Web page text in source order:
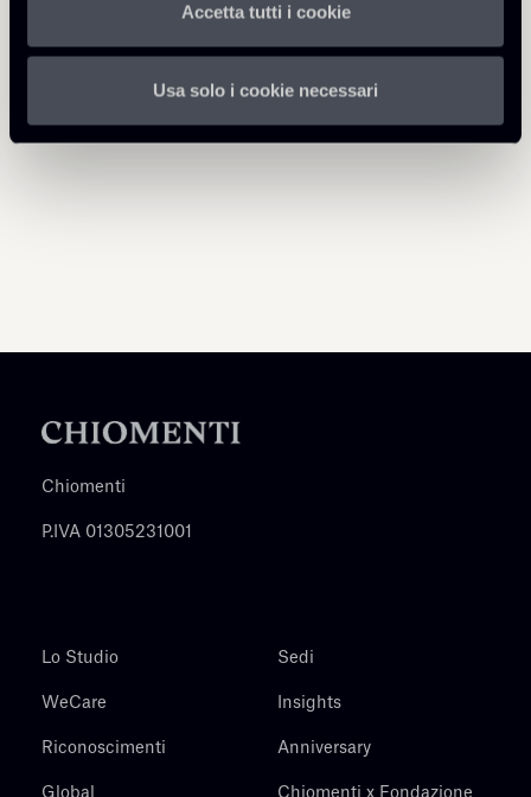
Accetta tutti i cookie
Usa solo i cookie necessari
Scopri il professionista
Chiomenti
P.IVA 01305231001
Lo Studio
WeCare
Riconoscimenti
Sedi
Insights
Anniversary